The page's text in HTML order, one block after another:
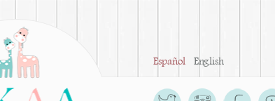
Español English